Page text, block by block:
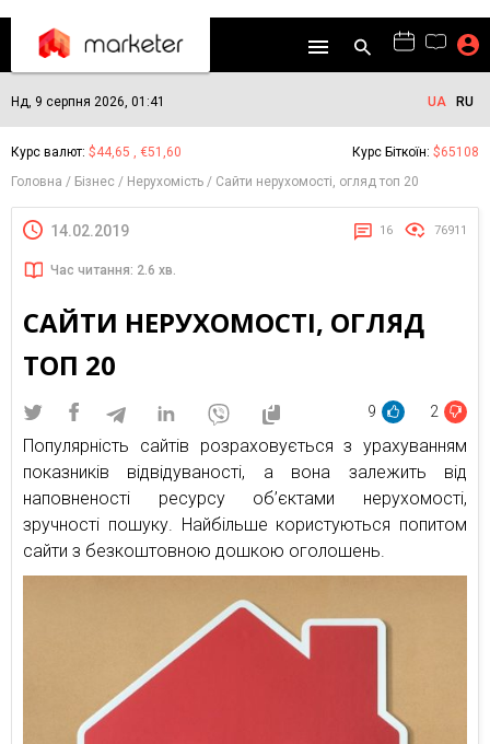
Нд, 9 серпня 2026, 01:41 UA RU
Курс валют: $44,65 , €51,60 Курс Біткоїн: $65108
Головна
Бізнес Нерухомість Сайти нерухомості, огляд топ 20
14.02.2019 16 76911
Час читання: 2.6 хв.
САЙТИ НЕРУХОМОСТІ, ОГЛЯД
ТОП 20
9 2
Популярність сайтів розраховується з урахуванням
показників відвідуваності, а вона залежить від
наповненості ресурсу об’єктами нерухомості,
зручності пошуку. Найбільше користуються попитом
сайти з безкоштовною дошкою оголошень.